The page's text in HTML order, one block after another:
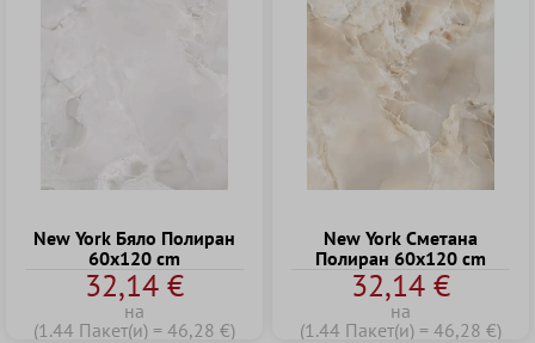
New York Бяло Полиран
60x120 cm
32,14 €
на
(1.44 Пакет(и) = 46,28 €)
New York Cметана
Полиран 60x120 cm
32,14 €
на
(1.44 Пакет(и) = 46,28 €)